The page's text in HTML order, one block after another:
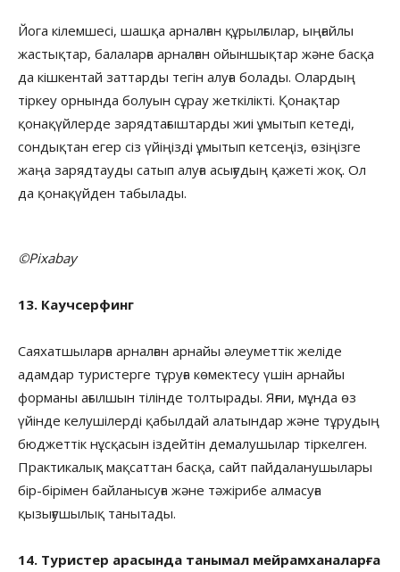
Йога кілемшесі, шашқа арналған құрылғылар, ыңғайлы
жастықтар, балаларға арналған ойыншықтар және басқа
да кішкентай заттарды тегін алуға болады. Олардың
тіркеу орнында болуын сұрау жеткілікті. Қонақтар
қонақүйлерде зарядтағыштарды жиі ұмытып кетеді,
сондықтан егер сіз үйіңізді ұмытып кетсеңіз, өзіңізге
жаңа зарядтауды сатып алуға асығудың қажеті жоқ. Ол
да қонақүйден табылады.
©Pixabay
13. Каучсерфинг
Саяхатшыларға арналған арнайы әлеуметтік желіде
адамдар туристерге тұруға көмектесу үшін арнайы
форманы ағылшын тілінде толтырады. Яғни, мұнда өз
үйінде келушілерді қабылдай алатындар және тұрудың
бюджеттік нұсқасын іздейтін демалушылар тіркелген.
Практикалық мақсаттан басқа, сайт пайдаланушылары
бір-бірімен байланысуға және тәжірибе алмасуға
қызығушылық танытады.
14. Туристер арасында танымал мейрамханаларға